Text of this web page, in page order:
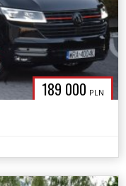
189 000 PLN